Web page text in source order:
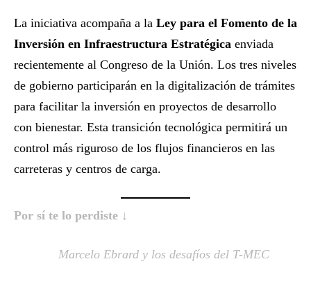
La iniciativa acompaña a la Ley para el Fomento de la
Inversión en Infraestructura Estratégica enviada
recientemente al Congreso de la Unión. Los tres niveles
de gobierno participarán en la digitalización de trámites
para facilitar la inversión en proyectos de desarrollo
con bienestar. Esta transición tecnológica permitirá un
control más riguroso de los flujos financieros en las
carreteras y centros de carga.
Por sí te lo perdiste ↓
Marcelo Ebrard y los desafíos del T-MEC